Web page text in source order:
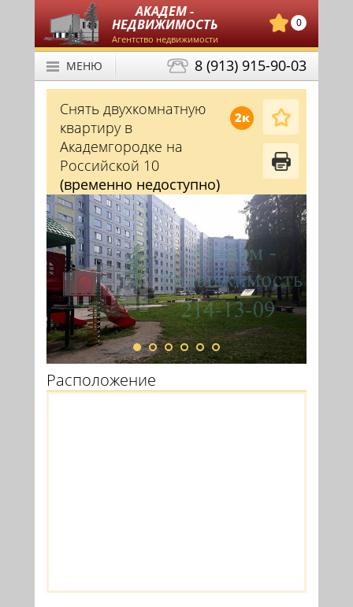
АКАДЕМ -
НЕДВИЖИМОСТЬ
Агентство недвижимости
0
8 (913) 915-90-03
МЕНЮ
2к
Снять двухкомнатную
квартиру в
Академгородке на
Российской 10
(временно недоступно)
Расположение